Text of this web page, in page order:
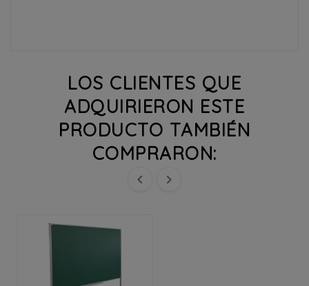
LOS CLIENTES QUE
ADQUIRIERON ESTE
PRODUCTO TAMBIÉN
COMPRARON:
 